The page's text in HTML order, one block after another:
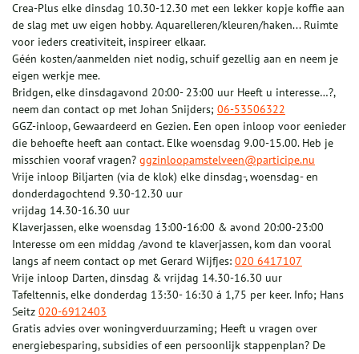
Crea-Plus elke dinsdag 10.30-12.30 met een lekker kopje koffie aan
de slag met uw eigen hobby. Aquarelleren/kleuren/haken... Ruimte
voor ieders creativiteit, inspireer elkaar.
Géén kosten/aanmelden niet nodig, schuif gezellig aan en neem je
eigen werkje mee.
Bridgen, elke dinsdagavond 20:00- 23:00 uur Heeft u interesse…?,
neem dan contact op met Johan Snijders; 06-53506322
GGZ-inloop, Gewaardeerd en Gezien. Een open inloop voor eenieder
die behoefte heeft aan contact. Elke woensdag 9.00-15.00. Heb je
misschien vooraf vragen? ggzinloopamstelveen@participe.nu
Vrije inloop Biljarten (via de klok) elke dinsdag-, woensdag- en
donderdagochtend 9.30-12.30 uur
vrijdag 14.30-16.30 uur
Klaverjassen, elke woensdag 13:00-16:00 & avond 20:00-23:00
Interesse om een middag /avond te klaverjassen, kom dan vooral
langs af neem contact op met Gerard Wijfjes: 020 6417107
Vrije inloop Darten, dinsdag & vrijdag 14.30-16.30 uur
Tafeltennis, elke donderdag 13:30- 16:30 á 1,75 per keer. Info; Hans
Seitz 020-6912403
Gratis advies over woningverduurzaming; Heeft u vragen over
energiebesparing, subsidies of een persoonlijk stappenplan? De